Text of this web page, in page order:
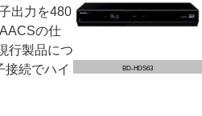
BD-HDS63
出力を480
の仕
行製品につ
接続でハイ